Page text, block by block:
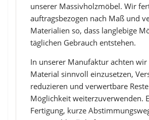
unserer Massivholzmöbel. Wir
auftragsbezogen nach Maß und
Materialien so, dass langlebige
täglichen Gebrauch entstehen.
In unserer Manufaktur achten wir
Material sinnvoll einzusetzen,
reduzieren und verwertbare
Möglichkeit weiterzuverwenden.
Fertigung, kurze